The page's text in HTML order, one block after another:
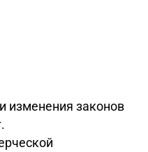
изменения законов